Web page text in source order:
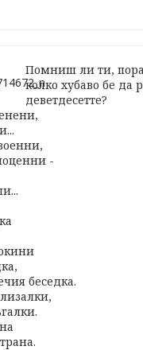
Помниш ли ти,
колко хубаво бе да
деветдесетте?
-
беседка.